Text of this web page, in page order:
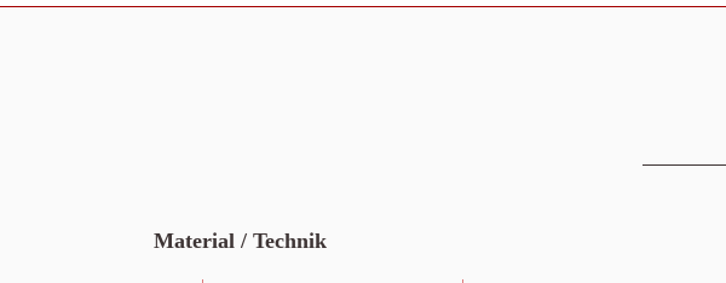
Material / Technik